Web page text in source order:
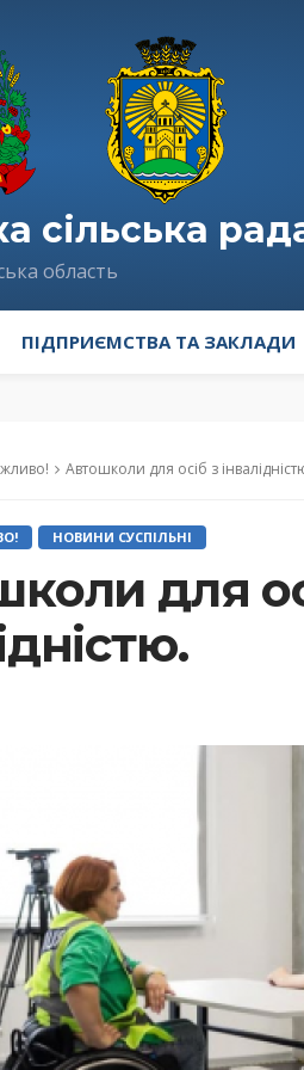
сільська
область
ПІДПРИЄМСТВА ТА ЗАКЛАДИ
Автошколи для осіб з
НОВИНИ СУСПІЛЬНІ
для